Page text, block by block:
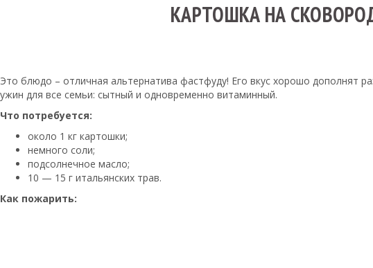
КАРТОШКА НА
Это блюдо – отличная альтернатива фастфуду! Его вкус хорошо дополнят
ужин для все семьи: сытный и одновременно витаминный.
Что потребуется:
около 1 кг картошки;
немного соли;
подсолнечное масло;
10 — 15 г итальянских трав.
Как пожарить: